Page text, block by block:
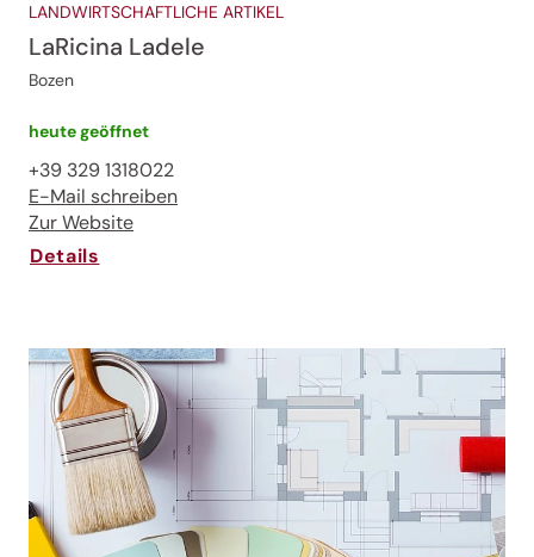
LANDWIRTSCHAFTLICHE ARTIKEL
LaRicina Ladele
Bozen
heute geöffnet
+39 329 1318022
E-Mail schreiben
Zur Website
Details